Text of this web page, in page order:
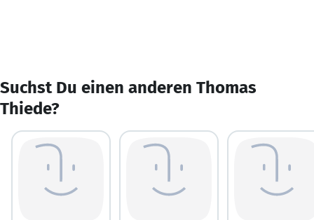
Suchst Du einen anderen Thomas
Thiede?